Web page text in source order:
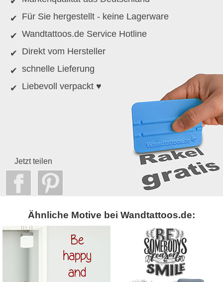
Für Sie hergestellt - keine Lagerware
Wandtattoos.de Service Hotline
Direkt vom Hersteller
schnelle Lieferung
Liebevoll verpackt ♥
Jetzt teilen
Ähnliche Motive bei Wandtattoos.de: